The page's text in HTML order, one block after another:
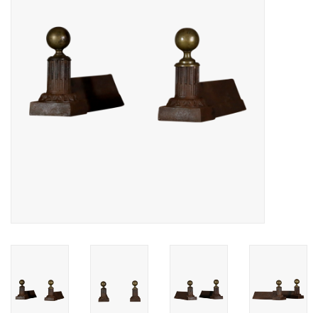
Decoratieve Outdoor
Objecten
Vloeren - Steen, Terra Cotta
& Marmer